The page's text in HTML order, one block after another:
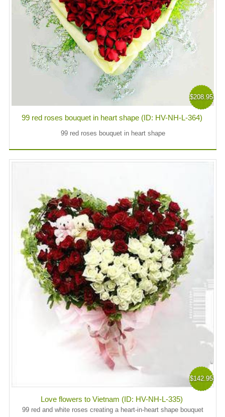
$208.95
99 red roses bouquet in heart shape (ID: HV-NH-L-364)
99 red roses bouquet in heart shape
$142.95
Love flowers to Vietnam (ID: HV-NH-L-335)
99 red and white roses creating a heart-in-heart shape bouquet